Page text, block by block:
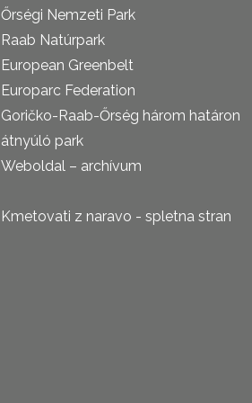
Őrségi Nemzeti Park
Raab Natúrpark
European Greenbelt
Europarc Federation
Goričko-Raab-Őrség három határon
átnyúló park
Weboldal – archívum
Kmetovati z naravo - spletna stran